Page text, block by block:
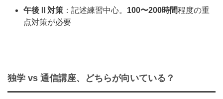
午後Ⅱ対策 ：記述練習中心。 100〜200時間程度の重
点対策が必要
独学 vs 通信講座、どちらが向いている？